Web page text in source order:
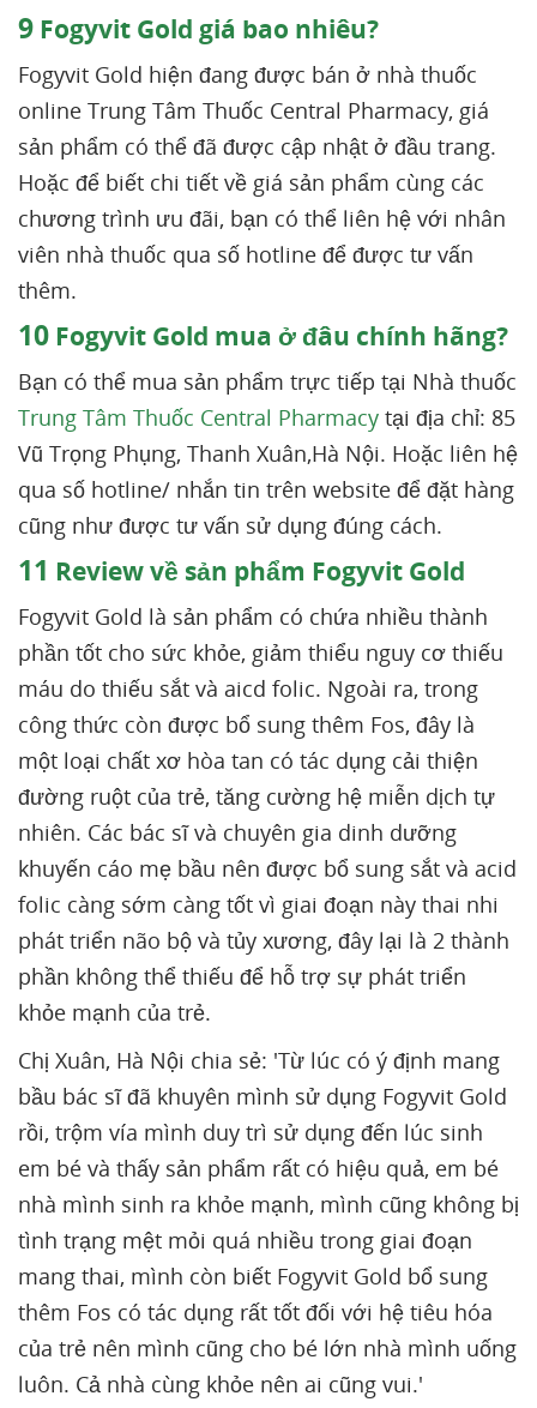
9 Fogyvit Gold giá bao nhiêu?
Fogyvit Gold hiện đang được bán ở nhà thuốc
online Trung Tâm Thuốc Central Pharmacy, giá
sản phẩm có thể đã được cập nhật ở đầu trang.
Hoặc để biết chi tiết về giá sản phẩm cùng các
chương trình ưu đãi, bạn có thể liên hệ với nhân
viên nhà thuốc qua số hotline để được tư vấn
thêm.
10 Fogyvit Gold mua ở đâu chính hãng?
Bạn có thể mua sản phẩm trực tiếp tại Nhà thuốc
Trung Tâm Thuốc Central Pharmacy tại địa chỉ: 85
Vũ Trọng Phụng, Thanh Xuân,Hà Nội. Hoặc liên hệ
qua số hotline/ nhắn tin trên website để đặt hàng
cũng như được tư vấn sử dụng đúng cách.
11 Review về sản phẩm Fogyvit Gold
Fogyvit Gold là sản phẩm có chứa nhiều thành
phần tốt cho sức khỏe, giảm thiểu nguy cơ thiếu
máu do thiếu sắt và aicd folic. Ngoài ra, trong
công thức còn được bổ sung thêm Fos, đây là
một loại chất xơ hòa tan có tác dụng cải thiện
đường ruột của trẻ, tăng cường hệ miễn dịch tự
nhiên. Các bác sĩ và chuyên gia dinh dưỡng
khuyến cáo mẹ bầu nên được bổ sung sắt và acid
folic càng sớm càng tốt vì giai đoạn này thai nhi
phát triển não bộ và tủy xương, đây lại là 2 thành
phần không thể thiếu để hỗ trợ sự phát triển
khỏe mạnh của trẻ.
Chị Xuân, Hà Nội chia sẻ: 'Từ lúc có ý định mang
bầu bác sĩ đã khuyên mình sử dụng Fogyvit Gold
rồi, trộm vía mình duy trì sử dụng đến lúc sinh
em bé và thấy sản phẩm rất có hiệu quả, em bé
nhà mình sinh ra khỏe mạnh, mình cũng không bị
tình trạng mệt mỏi quá nhiều trong giai đoạn
mang thai, mình còn biết Fogyvit Gold bổ sung
thêm Fos có tác dụng rất tốt đối với hệ tiêu hóa
của trẻ nên mình cũng cho bé lớn nhà mình uống
luôn. Cả nhà cùng khỏe nên ai cũng vui.'